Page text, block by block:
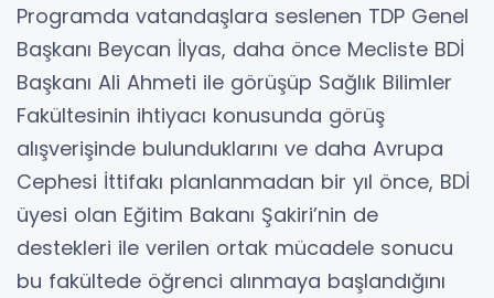
Programda vatandaşlara seslenen TDP Genel
Başkanı Beycan İlyas, daha önce Mecliste BDİ
Başkanı Ali Ahmeti ile görüşüp Sağlık Bilimler
Fakültesinin ihtiyacı konusunda görüş
alışverişinde bulunduklarını ve daha Avrupa
Cephesi İttifakı planlanmadan bir yıl önce, BDİ
üyesi olan Eğitim Bakanı Şakiri’nin de
destekleri ile verilen ortak mücadele sonucu
bu fakültede öğrenci alınmaya başlandığını